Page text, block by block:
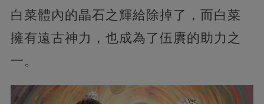
白菜體內的晶石之輝給除掉了，而白菜
擁有遠古神力，也成為了伍賡的助力之
一。